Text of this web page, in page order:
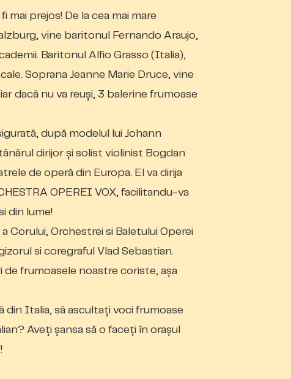
prejos! De la cea mai mare
vine baritonul Fernando Araujo,
Baritonul Alfio Grasso (Italia),
Soprana Jeanne Marie Druce, vine
dacă nu va reuși, 3 balerine frumoase
după modelul
lui Johann
dirijor și solist violinist Bogdan
de operă din Europa. El va dirija
OPEREI VOX, facilitandu-va
din lume!
Corului, Orchestrei si Baletului Operei
si coregraful Vlad Sebastian.
frumoasele noastre coriste, așa
din Italia, să ascultați voci frumoase
Aveți șansa să o faceți în orașul